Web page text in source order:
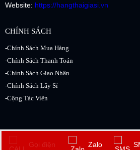
Website: https://hangthaigiasi.vn
CHÍNH SÁCH
-Chính Sách Mua Hàng
-Chính Sách Thanh Toán
-Chính Sách Giao Nhận
-Chính Sách Lấy Sỉ
-Cộng Tác Viên
.
Gọi điện Zalo